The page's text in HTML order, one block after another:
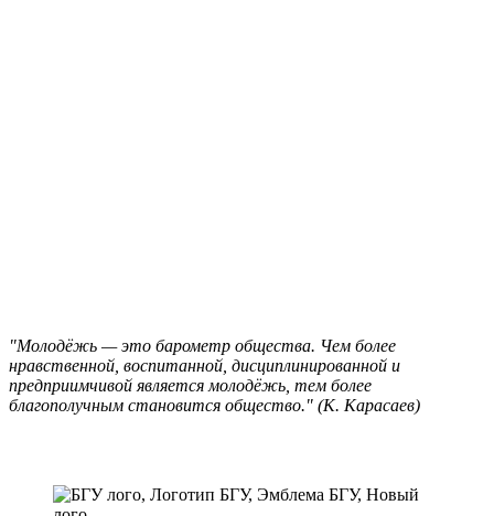
"Молодёжь — это барометр общества. Чем более
нравственной, воспитанной, дисциплинированной и
предприимчивой является молодёжь, тем более
благополучным становится общество." (К. Карасаев)